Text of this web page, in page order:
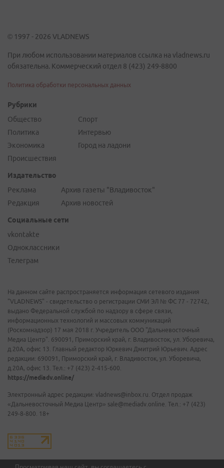
© 1997 - 2026 VLADNEWS
При любом использовании материалов ссылка на vladnews.ru
обязательна. Коммерческий отдел 8 (423) 249-8800
Политика обработки персональных данных
Рубрики
Общество
Политика
Экономика
Происшествия
Спорт
Интервью
Город на ладони
Издательство
Реклама
Редакция
Архив газеты "Владивосток"
Архив новостей
Социальные сети
vkontakte
Одноклассники
Телеграм
На данном сайте распространяется информация сетевого издания
"VLADNEWS" - свидетельство о регистрации СМИ ЭЛ № ФС 77 - 72742,
выдано Федеральной службой по надзору в сфере связи,
информационных технологий и массовых коммуникаций
(Роскомнадзор) 17 мая 2018 г. Учредитель ООО "Дальневосточный
Медиа Центр". 690091, Приморский край, г. Владивосток, ул. Уборевича,
д.20А, офис 13. Главный редактор Юркевич Дмитрий Юрьевич. Адрес
редакции: 690091, Приморский край, г. Владивосток, ул. Уборевича,
д.20А, офис 13. Тел.: +7 (423) 2-415-600.
https://mediadv.online/
Электронный адрес редакции: vladnews@inbox.ru. Отдел продаж
«Дальневосточный Медиа Центр» sale@mediadv.online. Тел.: +7 (423)
249-8-800. 18+